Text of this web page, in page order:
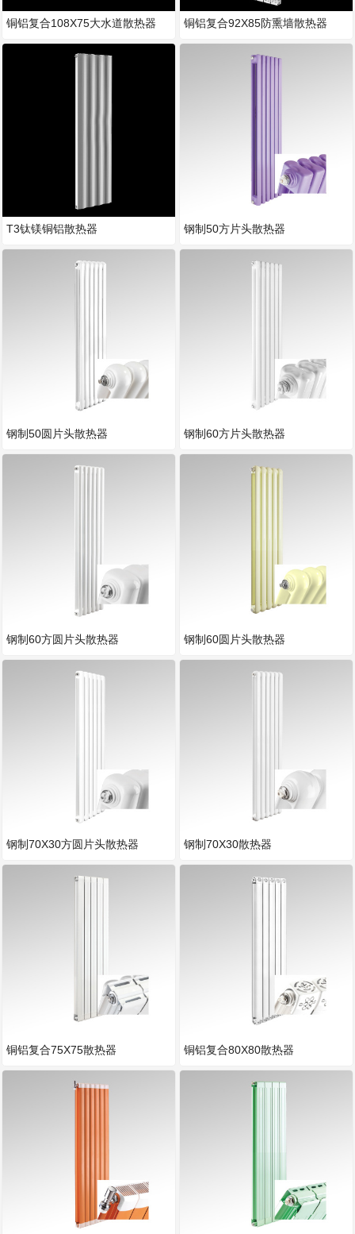
铜铝复合108X75大水道散热器
T3钛镁铜铝散热器
钢制50圆片头散热器
钢制60方圆片头散热器
钢制70X30方圆片头散热器
铜铝复合75X75散热器
铜铝复合92X85防熏墙散热器
钢制50方片头散热器
钢制60方片头散热器
钢制60圆片头散热器
钢制70X30散热器
铜铝复合80X80散热器